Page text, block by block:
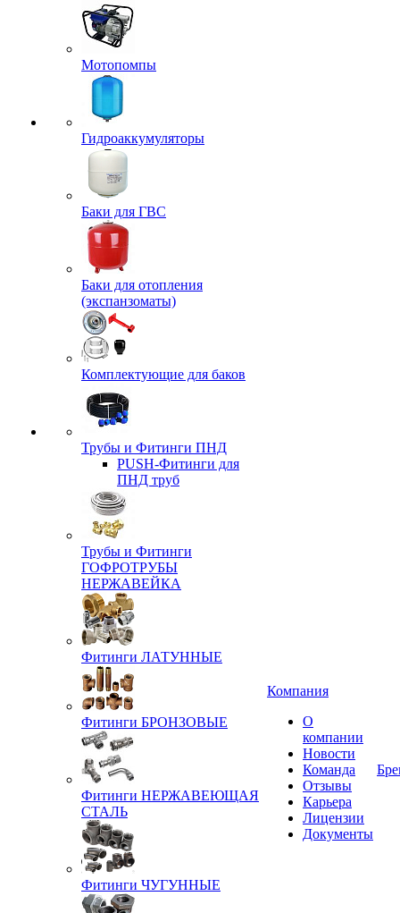
Мотопомпы
Гидроаккумуляторы
Баки для ГВС
Баки для отопления
(экспанзоматы)
Комплектующие для баков
Трубы и Фитинги ПНД
PUSH-Фитинги для
ПНД труб
Трубы и Фитинги
ГОФРОТРУБЫ
НЕРЖАВЕЙКА
Фитинги ЛАТУННЫЕ
Фитинги БРОНЗОВЫЕ
Фитинги НЕРЖАВЕЮЩАЯ
СТАЛЬ
Фитинги ЧУГУННЫЕ
Компания
О
компании
Новости
Команда
Отзывы
Карьера
Лицензии
Документы